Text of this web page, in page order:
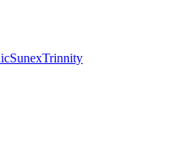
SunexTrinnity